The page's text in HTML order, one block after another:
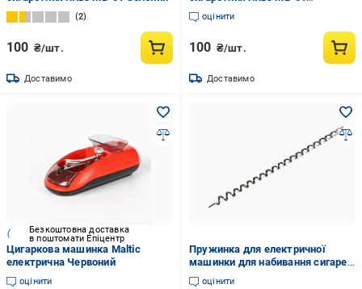
2
100 ₴/шт.
Доставимо
Червоний
оцінити
100 ₴/шт.
Доставимо
Безкоштовна доставка
в поштомати Епіцентр
Цигаркова машинка Maltic
електрична Червоний
оцінити
Пружинка для електричної
машинки для набивання сигарет
Gerui 5
оцінити